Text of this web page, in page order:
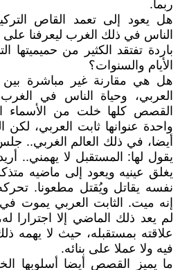
ربما.
هل يعود إلى تعمد القاص
الناس في ذلك الغرب ليعرفنا على
باردة تفتقد الكثير من حميميتها
الأيام والسنوات؟
هل هي مقارنة غير مباشرة بين
العربي، وحياة الناس في
القصص كلها خلت من الأسماء
واحدة عنوانها ثابت العربي، لكن
أيضا، في ذلك العالم الغربي..
يقول لها: المستقبل لا يهمني..
يغلق عينيه ويعود إلى ماضيه
نفسه يقاتل ويُقتل مطعونا.
إنه ميت. الثابت العربي يموت
لم يعد ذلك الماضي إلا اجترارا
علاقته بمستقبله، حيث لا يهمه
فيه ولا عملا على بنائه.
ما يميز القصص أيضا أسلوبها